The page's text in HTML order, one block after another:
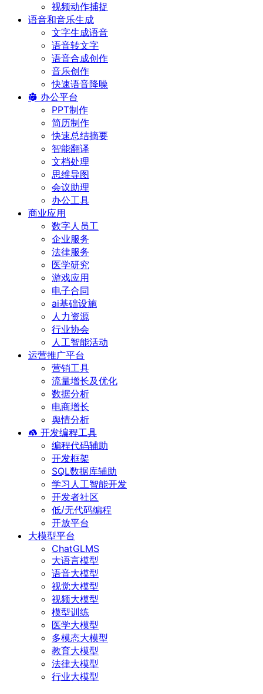
视频动作捕捉
语音和音乐生成
文字生成语音
语音转文字
语音合成创作
音乐创作
快速语音降噪
办公平台
PPT制作
简历制作
快速总结摘要
智能翻译
文档处理
思维导图
会议助理
办公工具
商业应用
数字人员工
企业服务
法律服务
医学研究
游戏应用
电子合同
ai基础设施
人力资源
行业协会
人工智能活动
运营推广平台
营销工具
流量增长及优化
数据分析
电商增长
舆情分析
开发编程工具
编程代码辅助
开发框架
SQL数据库辅助
学习人工智能开发
开发者社区
低/无代码编程
开放平台
大模型平台
ChatGLMS
大语言模型
语音大模型
视觉大模型
视频大模型
模型训练
医学大模型
多模态大模型
教育大模型
法律大模型
行业大模型